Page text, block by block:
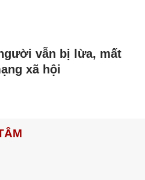
vẫn bị lừa, mất
xã hội